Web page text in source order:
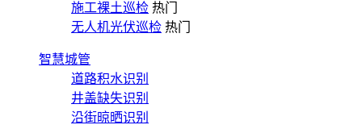
施工裸土巡检 热门
无人机光伏巡检 热门
智慧城管
道路积水识别
井盖缺失识别
沿街晾晒识别